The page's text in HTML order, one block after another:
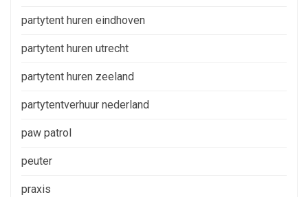
partytent huren eindhoven
partytent huren utrecht
partytent huren zeeland
partytentverhuur nederland
paw patrol
peuter
praxis